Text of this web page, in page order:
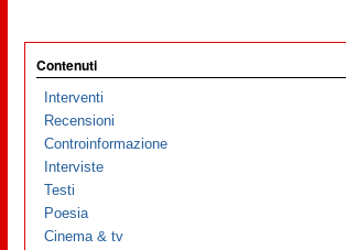
Contenuti
Interventi
Recensioni
Controinformazione
Interviste
Testi
Poesia
Cinema & tv